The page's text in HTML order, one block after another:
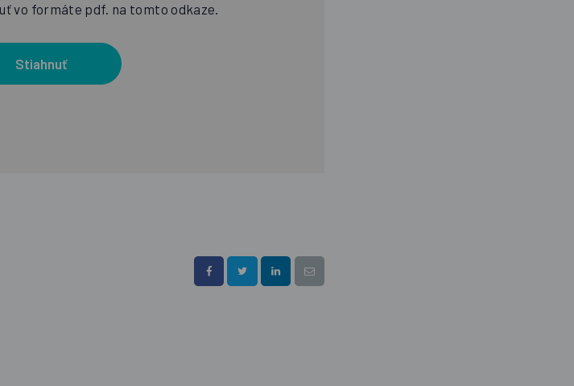
vo formáte pdf. na tomto odkaze.
Stiahnuť